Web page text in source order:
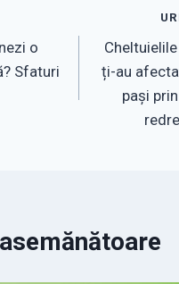
o
Sfaturi
ți-au
pași